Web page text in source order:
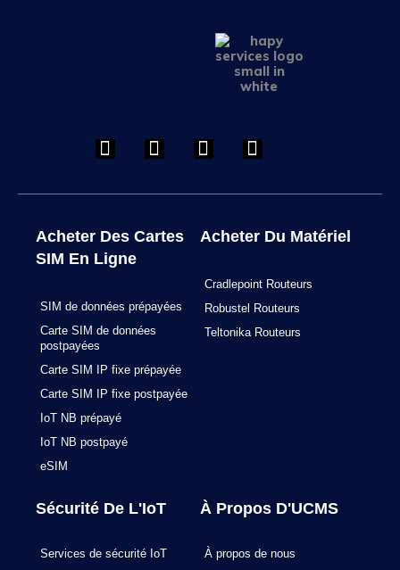
a
c
b
o
k
n
s
a
r
i
n
e
i
o
u
u
e
Acheter Des Cartes
SIM En Ligne
SIM de données prépayées
Carte SIM de données
postpayées
Carte SIM IP fixe prépayée
Carte SIM IP fixe postpayée
IoT NB prépayé
IoT NB postpayé
eSIM
Acheter Du Matériel
Cradlepoint Routeurs
Robustel Routeurs
Teltonika Routeurs
Sécurité De L'IoT
Services de sécurité IoT
À Propos D'UCMS
À propos de nous